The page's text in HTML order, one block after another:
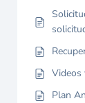
Videos
Plan